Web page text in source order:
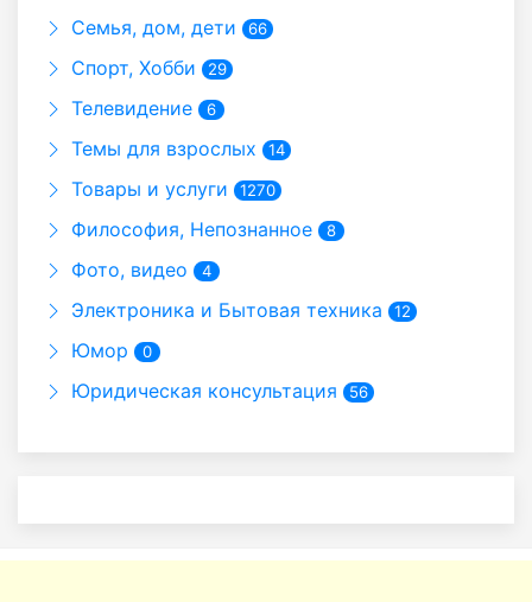
Семья, дом, дети 66
Спорт, Хобби 29
Телевидение 6
Темы для взрослых 14
Товары и услуги 1270
Философия, Непознанное 8
Фото, видео 4
Электроника и Бытовая техника 12
Юмор 0
Юридическая консультация 56